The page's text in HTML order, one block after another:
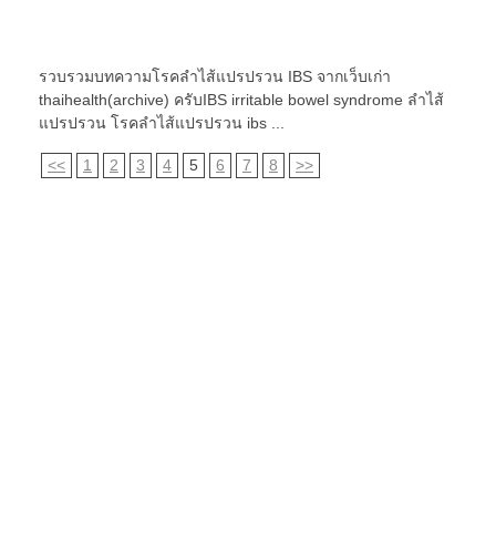
รวบรวมบทความโรคลำไส้แปรปรวน IBS จากเว็บเก่า
thaihealth(archive) ครับIBS irritable bowel syndrome ลำไส้
แปรปรวน โรคลำไส้แปรปรวน ibs ...
<< 1 2 3 4 5 6 7 8 >>